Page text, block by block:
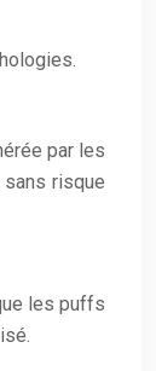
par les
sans risque
les puffs